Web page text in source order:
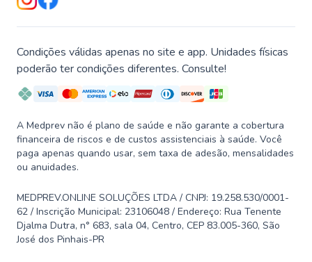
Condições válidas apenas no site e app. Unidades físicas
poderão ter condições diferentes. Consulte!
A Medprev não é plano de saúde e não garante a cobertura
financeira de riscos e de custos assistenciais à saúde. Você
paga apenas quando usar, sem taxa de adesão, mensalidades
ou anuidades.
MEDPREV.ONLINE SOLUÇÕES LTDA / CNPJ: 19.258.530/0001-
62 / Inscrição Municipal: 23106048 / Endereço: Rua Tenente
Djalma Dutra, n° 683, sala 04, Centro, CEP 83.005-360, São
José dos Pinhais-PR